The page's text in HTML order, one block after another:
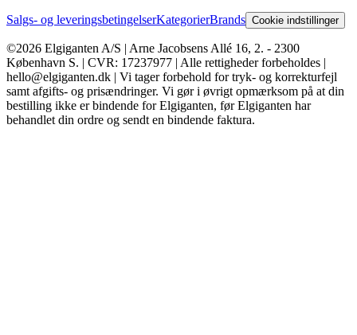
Salgs- og leveringsbetingelserKategorierBrands Cookie indstillinger
©2026 Elgiganten A/S | Arne Jacobsens Allé 16, 2. - 2300
København S. | CVR: 17237977 | Alle rettigheder forbeholdes |
hello@elgiganten.dk | Vi tager forbehold for tryk- og korrekturfejl
samt afgifts- og prisændringer. Vi gør i øvrigt opmærksom på at din
bestilling ikke er bindende for Elgiganten, før Elgiganten har
behandlet din ordre og sendt en bindende faktura.